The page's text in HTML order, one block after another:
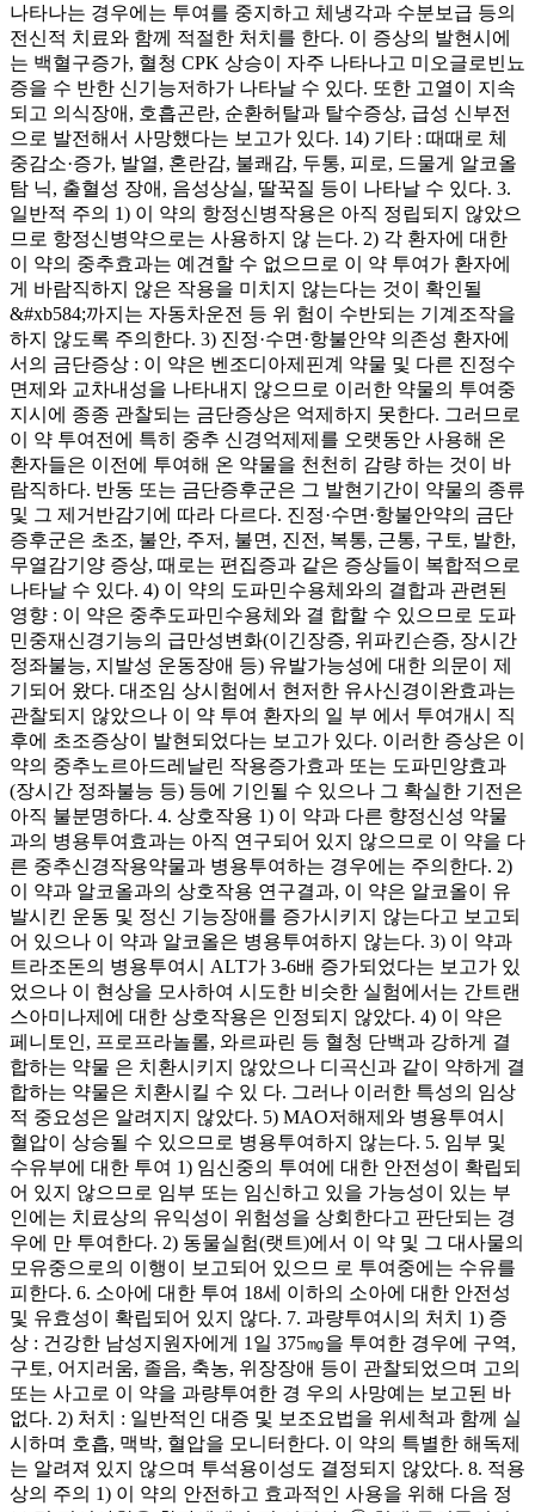
나타나는 경우에는 투여를 중지하고 체냉각과 수분보급 등의
전신적 치료와 함께 적절한 처치를 한다. 이 증상의 발현시에
는 백혈구증가, 혈청 CPK 상승이 자주 나타나고 미오글로빈뇨
증을 수 반한 신기능저하가 나타날 수 있다. 또한 고열이 지속
되고 의식장애, 호흡곤란, 순환허탈과 탈수증상, 급성 신부전
으로 발전해서 사망했다는 보고가 있다. 14) 기타 : 때때로 체
중감소·증가, 발열, 혼란감, 불쾌감, 두통, 피로, 드물게 알코올
탐 닉, 출혈성 장애, 음성상실, 딸꾹질 등이 나타날 수 있다. 3.
일반적 주의 1) 이 약의 항정신병작용은 아직 정립되지 않았으
므로 항정신병약으로는 사용하지 않 는다. 2) 각 환자에 대한
이 약의 중추효과는 예견할 수 없으므로 이 약 투여가 환자에
게 바람직하지 않은 작용을 미치지 않는다는 것이 확인될
&#xb584;까지는 자동차운전 등 위 험이 수반되는 기계조작을
하지 않도록 주의한다. 3) 진정·수면·항불안약 의존성 환자에
서의 금단증상 : 이 약은 벤조디아제핀계 약물 및 다른 진정수
면제와 교차내성을 나타내지 않으므로 이러한 약물의 투여중
지시에 종종 관찰되는 금단증상은 억제하지 못한다. 그러므로
이 약 투여전에 특히 중추 신경억제제를 오랫동안 사용해 온
환자들은 이전에 투여해 온 약물을 천천히 감량 하는 것이 바
람직하다. 반동 또는 금단증후군은 그 발현기간이 약물의 종류
및 그 제거반감기에 따라 다르다. 진정·수면·항불안약의 금단
증후군은 초조, 불안, 주저, 불면, 진전, 복통, 근통, 구토, 발한,
무열감기양 증상, 때로는 편집증과 같은 증상들이 복합적으로
나타날 수 있다. 4) 이 약의 도파민수용체와의 결합과 관련된
영향 : 이 약은 중추도파민수용체와 결 합할 수 있으므로 도파
민중재신경기능의 급만성변화(이긴장증, 위파킨슨증, 장시간
정좌불능, 지발성 운동장애 등) 유발가능성에 대한 의문이 제
기되어 왔다. 대조임 상시험에서 현저한 유사신경이완효과는
관찰되지 않았으나 이 약 투여 환자의 일 부 에서 투여개시 직
후에 초조증상이 발현되었다는 보고가 있다. 이러한 증상은 이
약의 중추노르아드레날린 작용증가효과 또는 도파민양효과
(장시간 정좌불능 등) 등에 기인될 수 있으나 그 확실한 기전은
아직 불분명하다. 4. 상호작용 1) 이 약과 다른 향정신성 약물
과의 병용투여효과는 아직 연구되어 있지 않으므로 이 약을 다
른 중추신경작용약물과 병용투여하는 경우에는 주의한다. 2)
이 약과 알코올과의 상호작용 연구결과, 이 약은 알코올이 유
발시킨 운동 및 정신 기능장애를 증가시키지 않는다고 보고되
어 있으나 이 약과 알코올은 병용투여하지 않는다. 3) 이 약과
트라조돈의 병용투여시 ALT가 3-6배 증가되었다는 보고가 있
었으나 이 현상을 모사하여 시도한 비슷한 실험에서는 간트랜
스아미나제에 대한 상호작용은 인정되지 않았다. 4) 이 약은
페니토인, 프로프라놀롤, 와르파린 등 혈청 단백과 강하게 결
합하는 약물 은 치환시키지 않았으나 디곡신과 같이 약하게 결
합하는 약물은 치환시킬 수 있 다. 그러나 이러한 특성의 임상
적 중요성은 알려지지 않았다. 5) MAO저해제와 병용투여시
혈압이 상승될 수 있으므로 병용투여하지 않는다. 5. 임부 및
수유부에 대한 투여 1) 임신중의 투여에 대한 안전성이 확립되
어 있지 않으므로 임부 또는 임신하고 있을 가능성이 있는 부
인에는 치료상의 유익성이 위험성을 상회한다고 판단되는 경
우에 만 투여한다. 2) 동물실험(랫트)에서 이 약 및 그 대사물의
모유중으로의 이행이 보고되어 있으므 로 투여중에는 수유를
피한다. 6. 소아에 대한 투여 18세 이하의 소아에 대한 안전성
및 유효성이 확립되어 있지 않다. 7. 과량투여시의 처치 1) 증
상 : 건강한 남성지원자에게 1일 375㎎을 투여한 경우에 구역,
구토, 어지러움, 졸음, 축농, 위장장애 등이 관찰되었으며 고의
또는 사고로 이 약을 과량투여한 경 우의 사망예는 보고된 바
없다. 2) 처치 : 일반적인 대증 및 보조요법을 위세척과 함께 실
시하며 호흡, 맥박, 혈압을 모니터한다. 이 약의 특별한 해독제
는 알려져 있지 않으며 투석용이성도 결정되지 않았다. 8. 적용
상의 주의 1) 이 약의 안전하고 효과적인 사용을 위해 다음 정